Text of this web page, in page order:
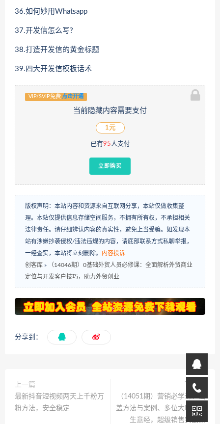
36.如何妙用Whatsapp
37.开发信怎么写?
38.打造开发信的黄金标题
39.四大开发信模板话术
VIP/SVIP免费 点击开通
当前隐藏内容需要支付
1元
已有95人支付
立即购买
版权声明：本站内容和资源来自互联网分享，本站仅做收集整
理。本站仅提供信息存储空间服务，不拥有所有权，不承担相关
法律责任。请仔细辨认内容的真实性，避免上当受骗。如发现本
站有涉嫌抄袭侵权/违法违规的内容，请底部联系方式私聊举报，
一经查实，本站将立刻删除。 内容投诉
创客库 »
（14046期）0基础外贸人员必修课：全面解析外贸商业
定位与开发客户技巧，助力外贸创业
分享到：
上一篇
最新抖音短视频两天上千粉万
粉方法，安全稳定
下一篇
（14051期）营销必学课：涵
盖方法与案例、多位大咖亲授
生意经，超级销售实战课